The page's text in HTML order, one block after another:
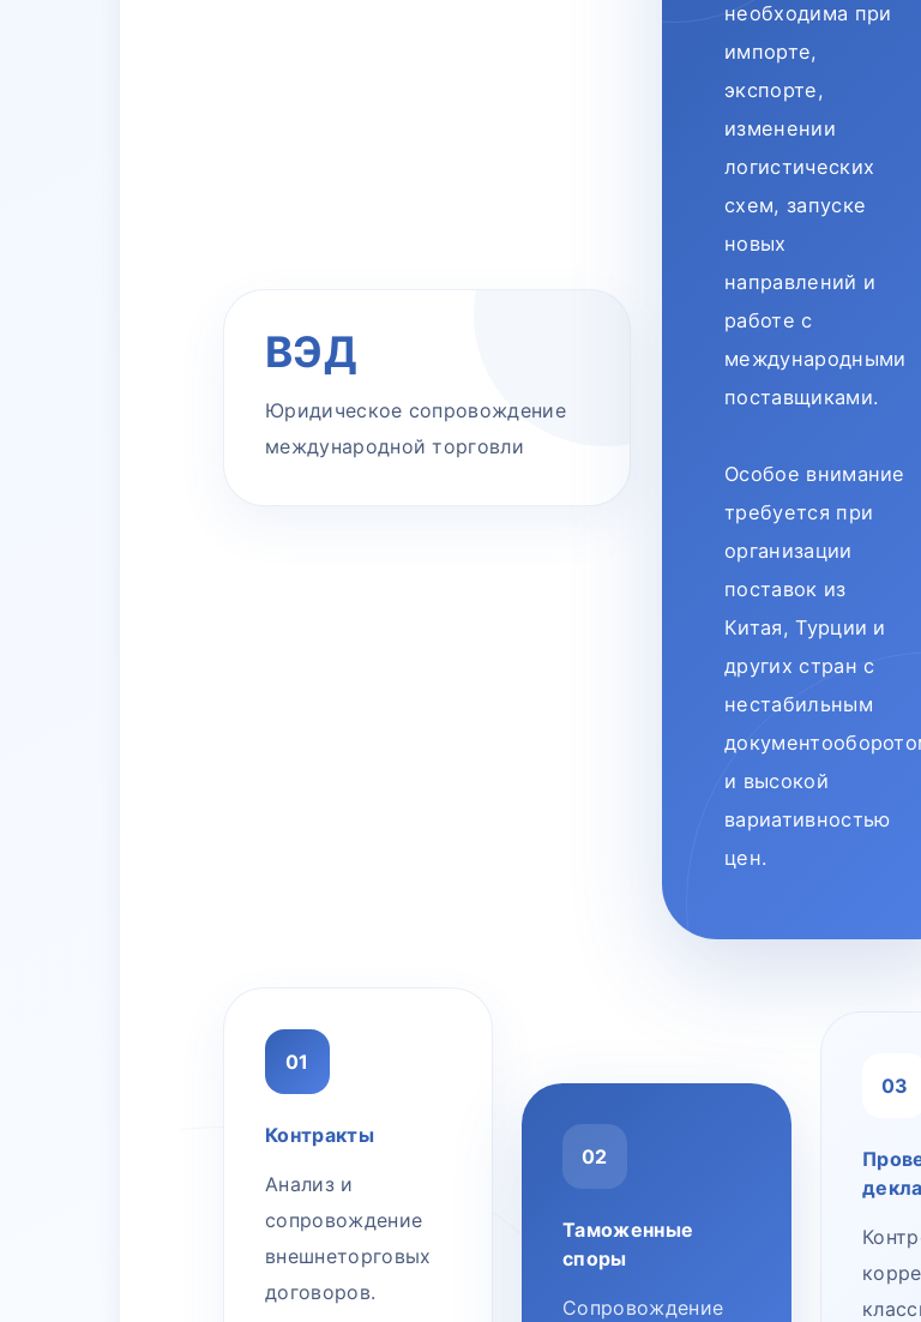
ВЭД
Юридическое сопровождение
международной торговли
необходима при
импорте,
экспорте,
изменении
логистических
схем, запуске
новых
направлений и
работе с
международными
поставщиками.
Особое внимание
требуется при
организации
поставок из
Китая, Турции и
других стран с
нестабильным
и высокой
вариативностью
цен.
01
Контракты
Анализ и
сопровождение
внешнеторговых
договоров.
02
Таможенные
споры
Сопровождение
03